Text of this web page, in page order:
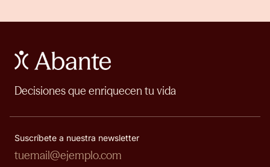
Decisiones que enriquecen tu vida
Suscríbete a nuestra newsletter